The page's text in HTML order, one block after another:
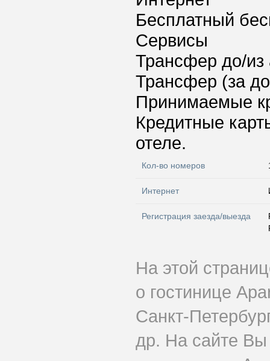
Бесплатный
Сервисы
Трансфер до/из
Трансфер (за
Принимаемые
Кредитные
отеле.
Кол-во номеров
Интернет
Регистрация заезда/выезда
На этой
о гостинице
Санкт-
др. На сайте Вы